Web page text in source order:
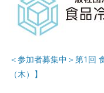
＜参加者募集中＞第1回
（木）】